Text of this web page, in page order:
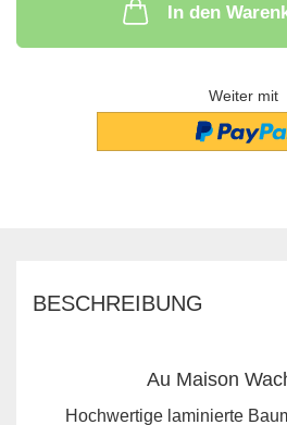
In den
Weiter mit
BESCHREIBUNG
Au Maison
Hochwertige laminierte